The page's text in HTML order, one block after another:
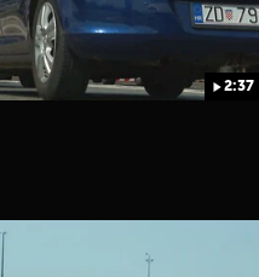
2:37